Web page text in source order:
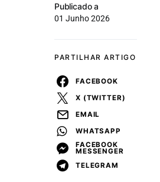
Publicado a
01 Junho 2026
PARTILHAR ARTIGO
FACEBOOK
X (TWITTER)
EMAIL
WHATSAPP
FACEBOOK
MESSENGER
TELEGRAM